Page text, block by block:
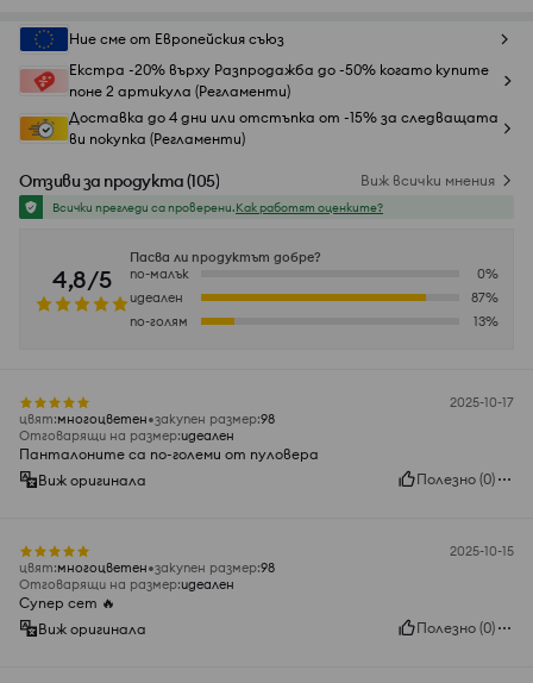
Ние сме от Европейския съюз
Екстра -20% върху Разпродажба до -50% когато купите
поне 2 артикула (Регламенти)
Доставка до 4 дни или отстъпка от -15% за следващата
ви покупка (Регламенти)
Отзиви за продукта(105) Виж всички мнения
Всички прегледи са проверени.Как работят оценките?
4,8/5
Пасва ли продуктът добре?
по-малък
0%
идеален
87%
по-голям
13%
2025-10-17
цвят:многоцветен закупен размер:98
Отговарящи на размер:идеален
Панталоните са по-големи от пуловера
Виж оригинала
Полезно (0)
2025-10-15
цвят:многоцветен закупен размер:98
Отговарящи на размер:идеален
Супер сет 🔥
Виж оригинала
Полезно (0)